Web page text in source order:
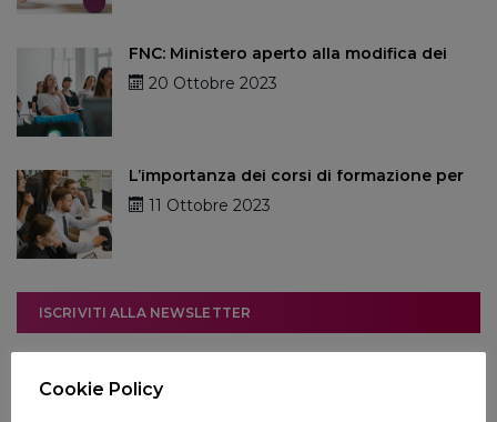
FNC: Ministero aperto alla modifica dei
20 Ottobre 2023
L’importanza dei corsi di formazione per
11 Ottobre 2023
ISCRIVITI ALLA NEWSLETTER
Cookie Policy